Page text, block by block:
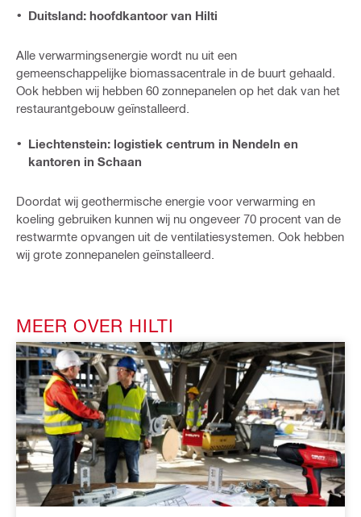
Duitsland: hoofdkantoor van Hilti
Alle verwarmingsenergie wordt nu uit een
gemeenschappelijke biomassacentrale in de buurt gehaald.
Ook hebben wij hebben 60 zonnepanelen op het dak van het
restaurantgebouw geïnstalleerd.
Liechtenstein: logistiek centrum in Nendeln en
kantoren in Schaan
Doordat wij geothermische energie voor verwarming en
koeling gebruiken kunnen wij nu ongeveer 70 procent van de
restwarmte opvangen uit de ventilatiesystemen. Ook hebben
wij grote zonnepanelen geïnstalleerd.
MEER OVER HILTI